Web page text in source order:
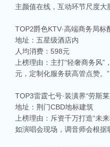
主颜值在线，互动环节尺度
TOP2爵色KTV·高端商务局标
地址：五星级酒店内
人均消费：598元
上榜理由：主打“轻奢商务风
元，定制化服务获高管点赞。”
TOP3雷霆七号·装潢界“劳斯莱
地址：荆门CBD地标建筑
上榜理由：斥资千万打造“未
如演唱会现场，调音师会根据